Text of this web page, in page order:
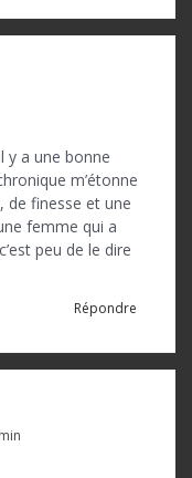
y a une bonne
m’étonne
de finesse et une
femme qui a
peu de le dire
Répondre